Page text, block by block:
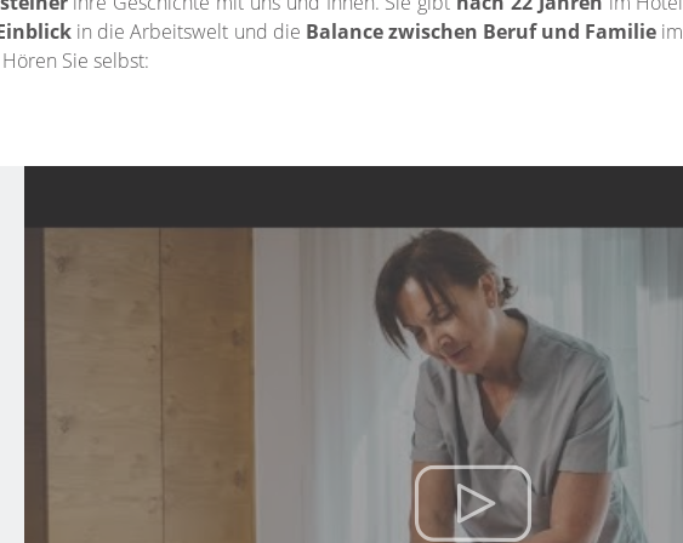
in die Arbeitswelt und die Balance zwischen Beruf und Familie im
Sie selbst: